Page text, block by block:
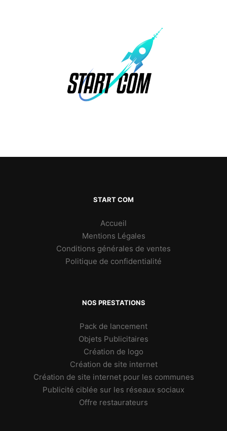
START COM
Accueil
Mentions Légales
Conditions générales de ventes
Politique de confidentialité
NOS PRESTATIONS
Pack de lancement
Objets Publicitaires
Création de logo
Création de site internet
Création de site internet pour les communes
Publicité ciblée sur les réseaux sociaux
Offre restaurateurs